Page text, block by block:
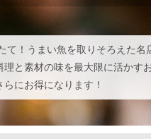
て！うまい魚を取りそろえた名
と素材の味を最大限に活かす
にお得になります！